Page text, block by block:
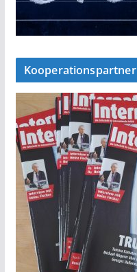
Kooperationspartner